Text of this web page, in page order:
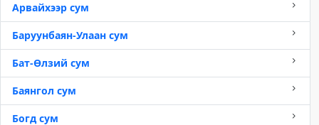
Арвайхээр сум
Баруунбаян-Улаан сум
Бат-Өлзий сум
Баянгол сум
Богд сум